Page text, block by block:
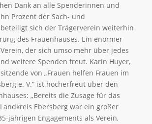
Dank an alle Spenderinnen und
Prozent der Sach- und
sich der Trägerverein weiterhin
des Frauenhauses. Ein enormer
der sich umso mehr über jedes
weitere Spenden freut. Karin Huyer,
von „Frauen helfen Frauen im
e. V.“ ist hocherfreut über den
„Bereits die Zusage für das
Ebersberg war ein großer
jährigen Engagements als Verein,